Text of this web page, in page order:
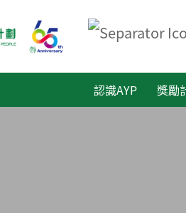
認識AYP 獎勵